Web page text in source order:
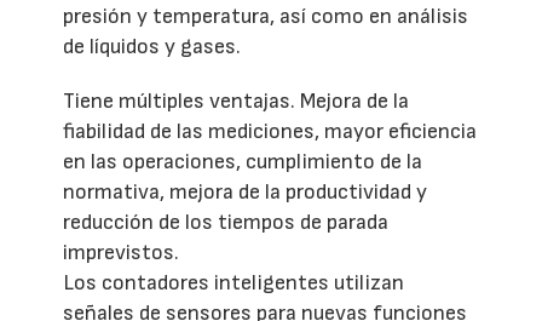
presión y temperatura, así como en análisis
de líquidos y gases.
Tiene múltiples ventajas. Mejora de la
fiabilidad de las mediciones, mayor eficiencia
en las operaciones, cumplimiento de la
normativa, mejora de la productividad y
reducción de los tiempos de parada
imprevistos.
Los contadores inteligentes utilizan
señales de sensores para nuevas funciones